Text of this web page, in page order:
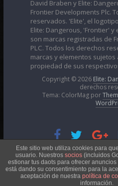
David Braben y Elite:
Frontier Developments Plc.
reservados. 'Elite', el
Elite: Dangerous, 'Frontier'
son marcas registradas de
PLC. Todos los derechos
marcas y elementos sujetos
propiedad de sus
Copyright © 2026 Elite:
derechos
Tema: ColorMag por
Esta obra está bajo
Atribución-NoComercial 4.0
Este sitio web utiliza cookies para
usuario. Nuestros socios (incluidos
estionar tus daots para ofrecer
está dando su consentimiento para la
aceptación de nuestra política de
información.